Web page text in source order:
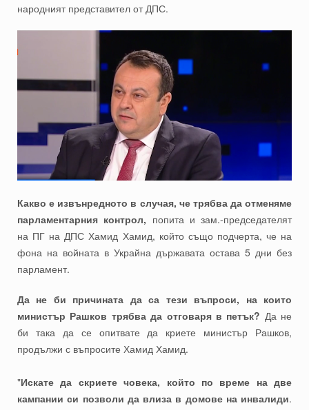
народният представител от ДПС.
Какво е извънредното в случая, че трябва да отменяме
парламентарния контрол, попита и зам.-председателят
на ПГ на ДПС Хамид Хамид, който също подчерта, че на
фона на войната в Украйна държавата остава 5 дни без
парламент.
Да не би причината да са тези въпроси, на които
министър Рашков трябва да отговаря в петък? Да не
би така да се опитвате да криете министър Рашков,
продължи с въпросите Хамид Хамид.
"Искате да скриете човека, който по време на две
кампании си позволи да влиза в домове на инвалиди.